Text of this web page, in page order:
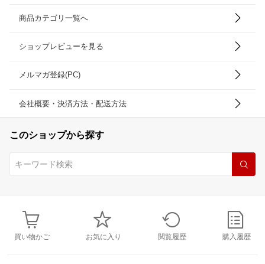
商品カテゴリ一覧へ
ショップレビューを見る
メルマガ登録(PC)
会社概要・決済方法・配送方法
このショップから探す
買い物かご お気に入り 閲覧履歴 購入履歴